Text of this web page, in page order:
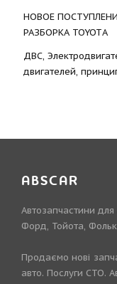
НОВОЕ
РАЗБОРКА TOYOTА
ДВС,
двигателей,
ABSCAR
Автозапчастини для
Форд, Тойота,
Продаємо нові
авто. Послуги СТО.